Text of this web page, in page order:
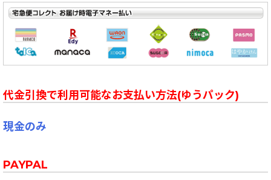
代金引換で利用可能なお支払い方法(ゆうパック)
現金のみ
PAYPAL